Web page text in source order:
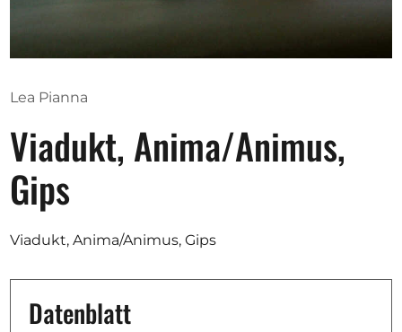
Spenden
Help
Kontakt
Lea Pianna
Viadukt, Anima/Animus,
Gips
Viadukt, Anima/Animus, Gips
Datenblatt